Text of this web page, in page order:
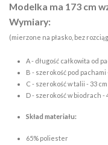
Modelka ma 173 cm
Wymiary:
(mierzone na płasko, bez
A - długość całkowita od
B - szerokość pod pachami
C - szerokość w talii - 33 cm
D - szerokość w biodrach -
Skład materiału:
65% poliester